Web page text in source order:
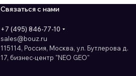
Связаться с нами
+7 (495) 846-77-10
sales@bouz.ru
115114, Россия, Москва, ул. Бутлерова д.
17, бизнес-центр "NEO GEO"